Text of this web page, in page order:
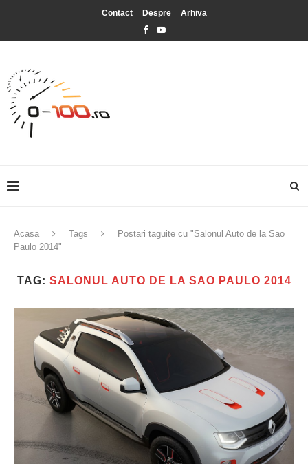
Contact Despre Arhiva
Acasa Tags
Postari taguite cu "Salonul Auto de la Sao
Paulo 2014"
TAG: SALONUL AUTO DE LA SAO PAULO 2014